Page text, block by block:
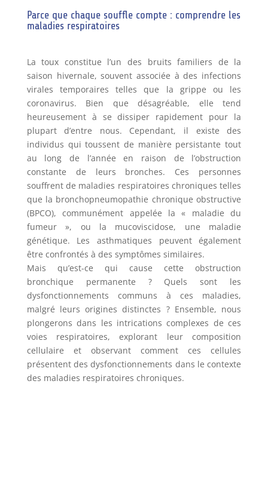
Parce que chaque souffle compte : comprendre les
maladies respiratoires
La toux constitue l’un des bruits familiers de la
saison hivernale, souvent associée à des infections
virales temporaires telles que la grippe ou les
coronavirus. Bien que désagréable, elle tend
heureusement à se dissiper rapidement pour la
plupart d’entre nous. Cependant, il existe des
individus qui toussent de manière persistante tout
au long de l’année en raison de l’obstruction
constante de leurs bronches. Ces personnes
souffrent de maladies respiratoires chroniques telles
que la bronchopneumopathie chronique obstructive
(BPCO), communément appelée la « maladie du
fumeur », ou la mucoviscidose, une maladie
génétique. Les asthmatiques peuvent également
être confrontés à des symptômes similaires.
Mais qu’est-ce qui cause cette obstruction
bronchique permanente ? Quels sont les
dysfonctionnements communs à ces maladies,
malgré leurs origines distinctes ? Ensemble, nous
plongerons dans les intrications complexes de ces
voies respiratoires, explorant leur composition
cellulaire et observant comment ces cellules
présentent des dysfonctionnements dans le contexte
des maladies respiratoires chroniques.